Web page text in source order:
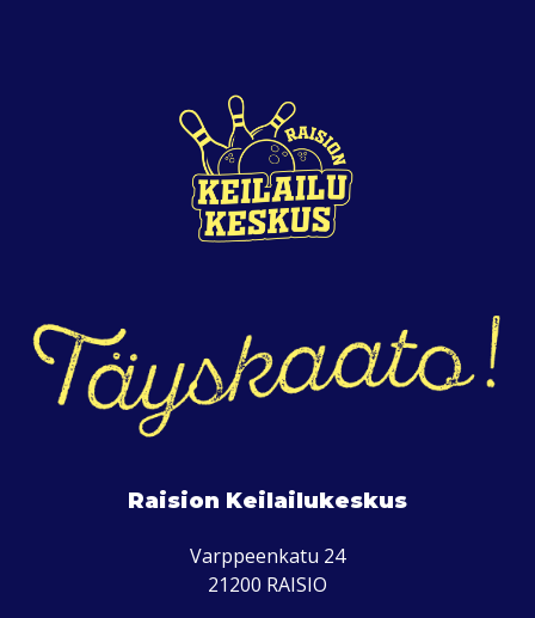
Raision Keilailukeskus
Varppeenkatu 24
21200 RAISIO